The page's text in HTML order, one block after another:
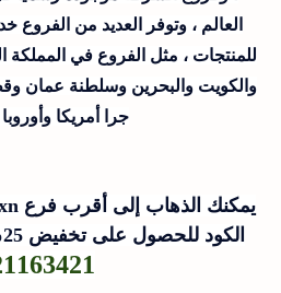
العالم ، وتوفر العديد من الفروع
للمنتجات ، مثل الفروع في المملكة
والكويت والبحرين وسلطنة عمان
جرا أمريكا وأوروبا
الكود للحصول على تخفيض 25% من قيمة المنتجات